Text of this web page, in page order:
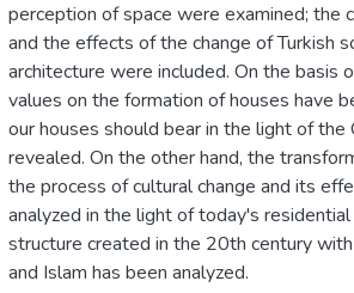
perception of space were examined; the
and the effects of the change of Turkish
architecture were included. On the basis
values on the formation of houses have
our houses should bear in the light of the
revealed. On the other hand, the
the process of cultural change and its
analyzed in the light of today's
structure created in the 20th century
and Islam has been analyzed.